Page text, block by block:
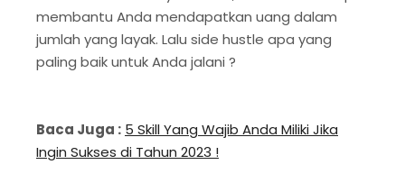
membantu Anda mendapatkan uang dalam
jumlah yang layak. Lalu side hustle apa yang
paling baik untuk Anda jalani ?
Baca Juga : 5 Skill Yang Wajib Anda Miliki Jika
Ingin Sukses di Tahun 2023 !